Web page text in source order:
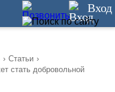
Вход
› Статьи ›
стать добровольной